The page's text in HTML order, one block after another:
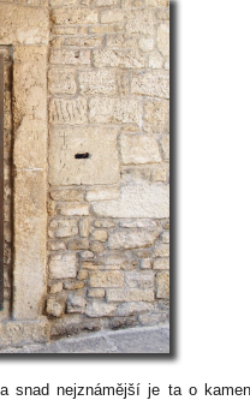
snad nejznámější je ta o